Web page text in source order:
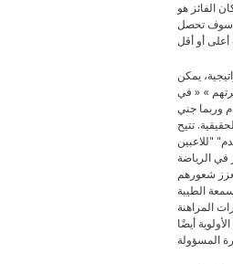
الفائز هو
سوف تحصل
يمكن
» « في
وربما جني
تتيح
"للاعبين
في الرياضة
شعورهم
الطيبة
المراهنة
أيضًا